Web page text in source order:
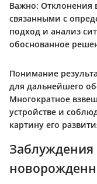
Важно: Отклонения
связанными с
подход и анализ
обоснованное
Понимание
для дальнейшего
Многократное
устройстве и
картину его